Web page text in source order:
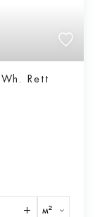
Rett
м²